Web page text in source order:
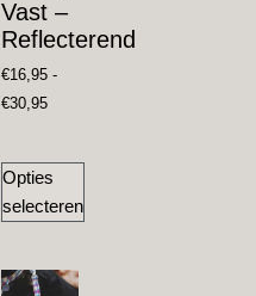
Vast –
Reflecterend
€16,95 -
€30,95
Opties
selecteren